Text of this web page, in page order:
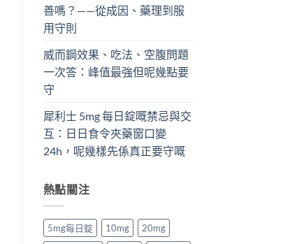
善嗎？——從成因、藥理到服
用守則
威而鋼效果、吃法、空腹問題
一次答：峰值最強但呢幾點要
守
犀利士 5mg 每日錠嘅禁忌與交
互：日日食令夾藥窗口變
24h，呢幾樣先係真正要守嘅
熱點關注
5mg每日錠 10mg
20mg